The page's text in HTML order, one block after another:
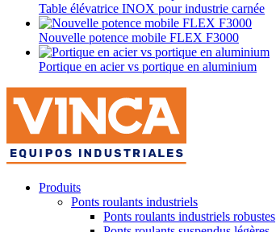
Table élévatrice INOX pour industrie carnée
Nouvelle potence mobile FLEX F3000
Portique en acier vs portique en aluminium
Produits
Ponts roulants industriels
Ponts roulants industriels robustes